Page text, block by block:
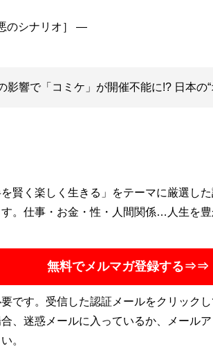
― 2020年日本を襲う［最悪のシナリオ］ ―
影響で「コミケ」が開催不能に!? 日本の
賢く楽しく生きる」をテーマに厳選し
。仕事・お金・性・人間関係…人生を
無料でメルマガ登録する⇒⇒
です。受信した認証メールをクリックし
、迷惑メールに入っているか、メール
。